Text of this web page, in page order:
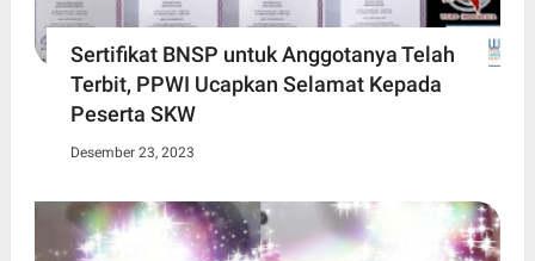
Sertifikat BNSP untuk Anggotanya Telah
Terbit, PPWI Ucapkan Selamat Kepada
Peserta SKW
Desember 23, 2023